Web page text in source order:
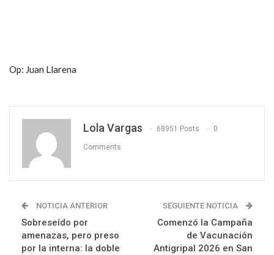
Op: Juan Llarena
Lola Vargas 68951 Posts 0
Comments
NOTICIA ANTERIOR
Sobreseído por
amenazas, pero preso
por la interna: la doble
SEGUIENTE NOTICIA
Comenzó la Campaña
de Vacunación
Antigripal 2026 en San